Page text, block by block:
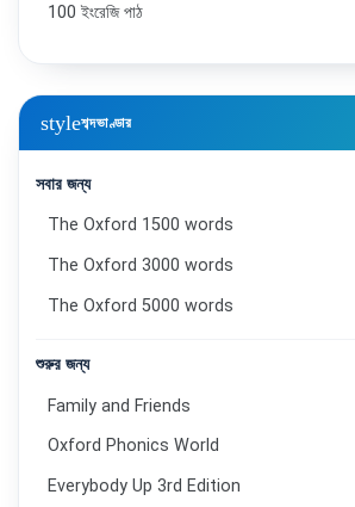
100 ইংরেজি পাঠ
styleশব্দভাণ্ডার
সবার জন্য
The Oxford 1500 words
The Oxford 3000 words
The Oxford 5000 words
শুরুর জন্য
Family and Friends
Oxford Phonics World
Everybody Up 3rd Edition